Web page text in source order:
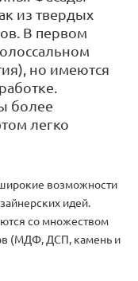
из твердых
В первом
но имеются
более
легко
возможности
идей.
со множеством
(МДФ, ДСП, камень и